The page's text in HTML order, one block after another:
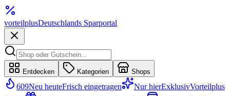
vorteilplusDeutschlands Sparportal
Entdecken Kategorien Shops
609Neu heuteFrisch eingetragen Nur hierExklusivVorteilplus